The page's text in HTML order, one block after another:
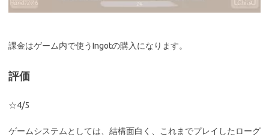
課金はゲーム内で使うIngotの購入になります。
評価
☆4/5
ゲームシステムとしては、結構面白く、これまでプレイしたローグ